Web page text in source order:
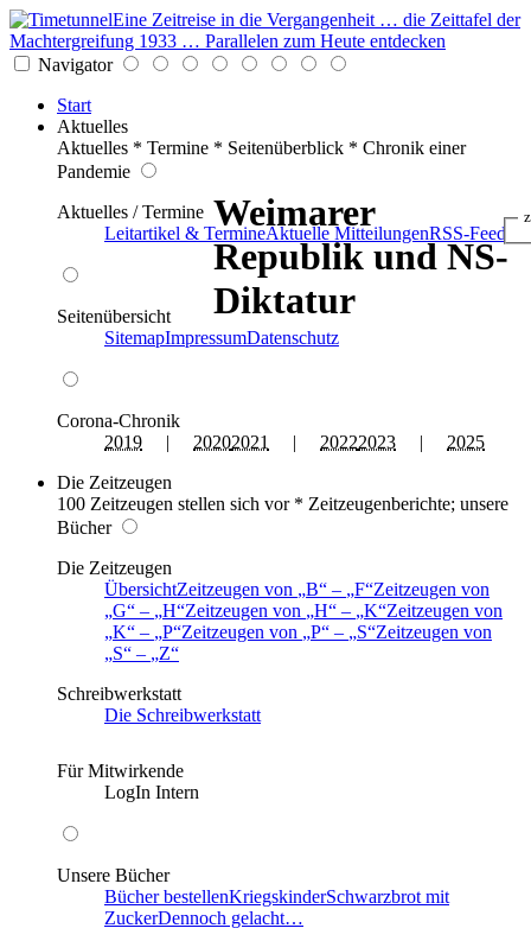
Eine Zeitreise in die Vergangenheit … die Zeittafel der
Machtergreifung 1933 … Parallelen zum Heute entdecken
Navigator
Start
Aktuelles
Aktuelles * Termine * Seitenüberblick * Chronik einer
Pandemie
Aktuelles / Termine
Leitartikel & TermineAktuelle MitteilungenRSS-Feed
Seitenübersicht
SitemapImpressumDatenschutz
Corona-Chronik
2019 | 20202021 | 20222023 | 2025
Die Zeitzeugen
100 Zeitzeugen stellen sich vor * Zeitzeugenberichte; unsere
Bücher
Die Zeitzeugen
ÜbersichtZeitzeugen von B – F Zeitzeugen von
G
– H Zeitzeugen von H – K Zeitzeugen von
K
– P Zeitzeugen von P – S Zeitzeugen von
S
–
Z
Schreibwerkstatt
Die Schreibwerkstatt
Für Mitwirkende
LogIn Intern
Unsere Bücher
Bücher bestellenKriegskinderSchwarzbrot mit
ZuckerDennoch gelacht…
Weimarer
Republik und NS-
Diktatur